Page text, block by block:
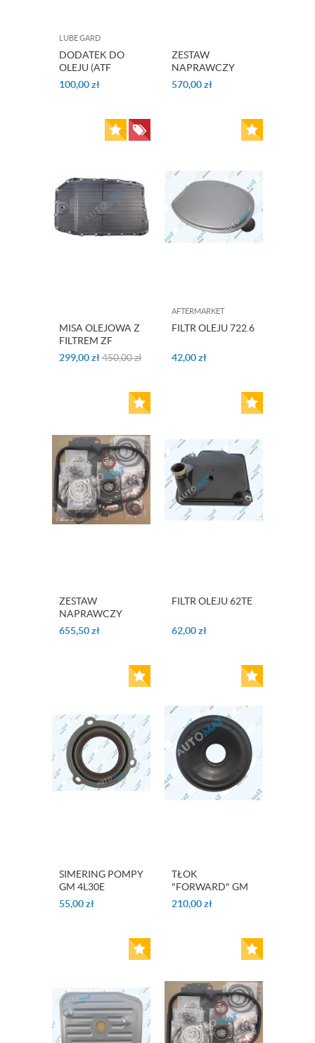
LUBE GARD
DODATEK DO
OLEJU (ATF
PROTECTANT)
LUBEGARD
100,00zł
ZESTAW
NAPRAWCZY
OHK ZF 6HP19
ORYGINAŁ
570,00zł
MISA OLEJOWA Z
FILTREM ZF
6HP26 ORYGINAŁ
299,00zł450,00zł
AFTERMARKET
FILTR OLEJU 722.6
42,00zł
ZESTAW
NAPRAWCZY
OHK 722.3
655,50zł
FILTR OLEJU 62TE
62,00zł
SIMERING POMPY
GM 4L30E
55,00zł
TŁOK
"FORWARD" GM
5L40E
210,00zł